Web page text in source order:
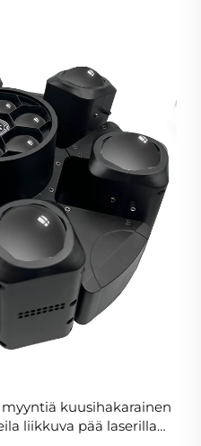
kuusihakarainen
liikkuva pää laserilla